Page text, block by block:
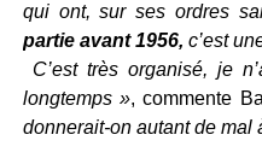
qui ont, sur ses ordres
partie avant 1956, c’est
C’est très organisé, je
longtemps », commente
donnerait-on autant de mal